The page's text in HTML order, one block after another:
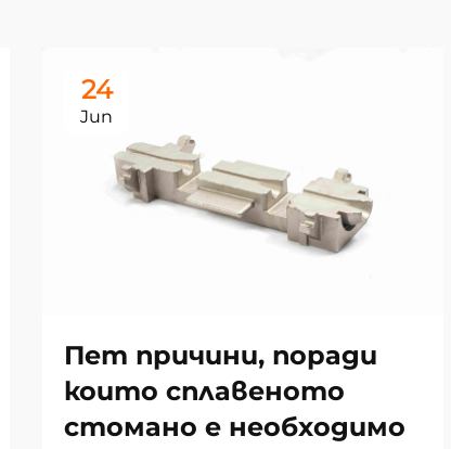
24
Jun
Пет причини, поради
които сплавеното
стомано е необходимо